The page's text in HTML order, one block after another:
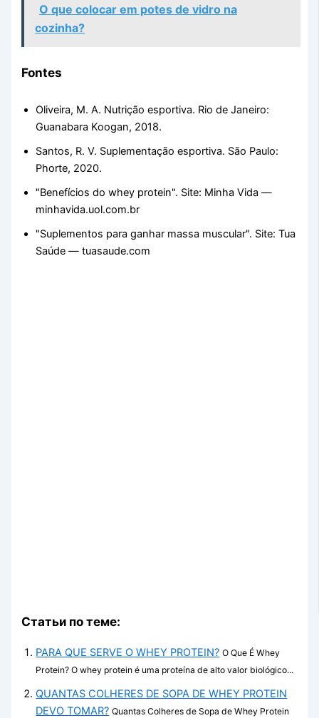
O que colocar em potes de vidro na
cozinha?
Fontes
Oliveira, M. A. Nutrição esportiva. Rio de Janeiro:
Guanabara Koogan, 2018.
Santos, R. V. Suplementação esportiva. São Paulo:
Phorte, 2020.
"Benefícios do whey protein". Site: Minha Vida —
minhavida.uol.com.br
"Suplementos para ganhar massa muscular". Site: Tua
Saúde — tuasaude.com
Статьи по теме:
PARA QUE SERVE O WHEY PROTEIN? O Que É Whey
Protein? O whey protein é uma proteína de alto valor biológico...
QUANTAS COLHERES DE SOPA DE WHEY PROTEIN
DEVO TOMAR? Quantas Colheres de Sopa de Whey Protein